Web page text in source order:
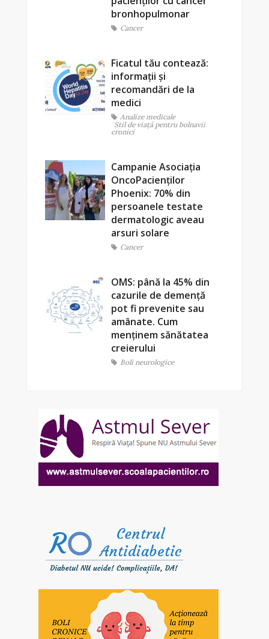
bronhopulmonar
Cancer
Ficatul tău contează:
informații și
recomandări de la
medici
Analize medicale
Stil de viaţă pentru bolnavii
cronici
Campanie Asociația
OncoPacienților
Phoenix: 70% din
persoanele testate
dermatologic aveau
arsuri solare
Cancer
OMS: până la 45% din
cazurile de demență
pot fi prevenite sau
amânate. Cum
menținem sănătatea
creierului
Boli neurologice